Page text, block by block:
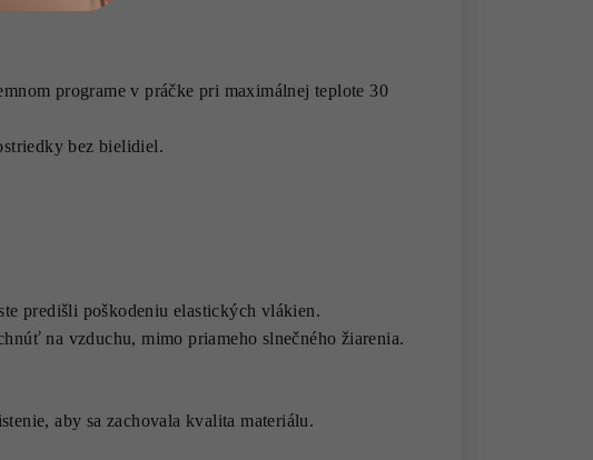
programe v práčke pri maximálnej teplote 30
bez bielidiel.
predišli poškodeniu elastických vlákien.
na vzduchu, mimo priameho slnečného žiarenia.
aby sa zachovala kvalita materiálu.